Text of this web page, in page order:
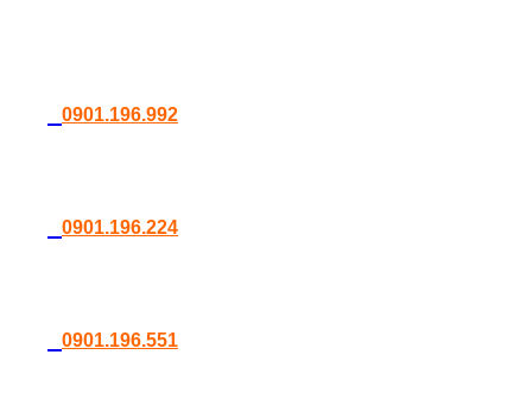
0901.196.992
0901.196.224
0901.196.551